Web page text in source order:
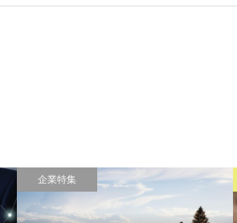
企業特集